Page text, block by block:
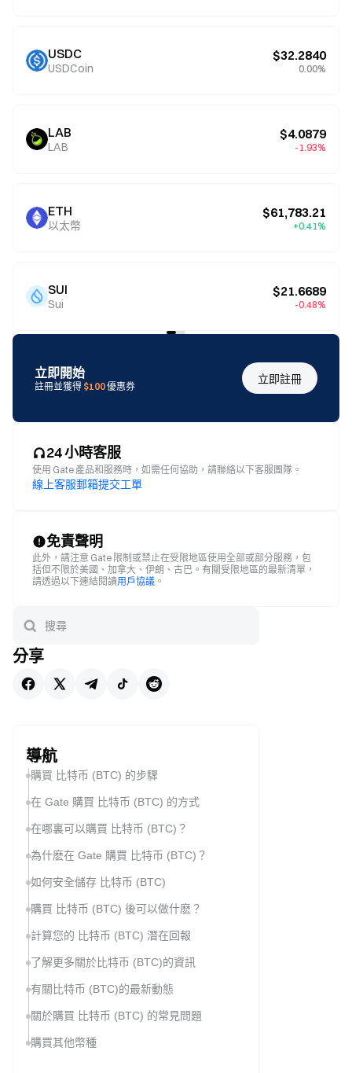
USDC
USDCoin
$32.2840
0.00%
LAB
LAB
$4.0879
-1.93%
ETH
以太幣
$61,783.21
+0.41%
SUI
Sui
$21.6689
-0.48%
立即開始
註冊並獲得 $100優惠券
立即註冊
24 小時客服
使用 Gate 產品和服務時，如需任何協助，請聯絡以下客服團隊。
線上客服郵箱提交工單
免責聲明
此外，請注意 Gate 限制或禁止在受限地區使用全部或部分服務，包
括但不限於美國、加拿大、伊朗、古巴。有關受限地區的最新清單，
請透過以下連結閱讀用戶協議 。
分享
導航
購買 比特币 (BTC) 的步驟
在 Gate 購買 比特币 (BTC) 的方式
在哪裏可以購買 比特币 (BTC)？
為什麽在 Gate 購買 比特币 (BTC)？
如何安全儲存 比特币 (BTC)
購買 比特币 (BTC) 後可以做什麽？
計算您的 比特币 (BTC) 潛在回報
了解更多關於比特币 (BTC)的資訊
有關比特币 (BTC)的最新動態
關於購買 比特币 (BTC) 的常見問題
購買其他幣種